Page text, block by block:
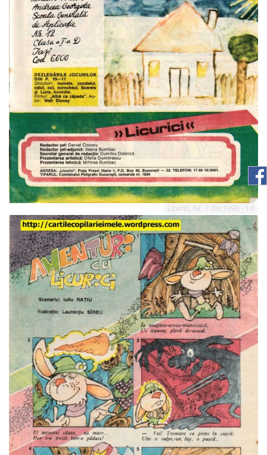
Licurici, Nr. 7 din 1990 - 14